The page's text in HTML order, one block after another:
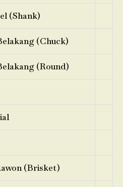
(Shank)
(Chuck)
(Round)
(Brisket)